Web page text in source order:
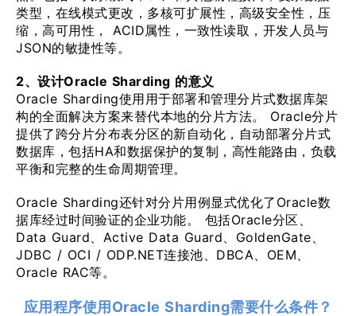
类型，在线模式更改，多核可扩展性，高级安全性，压
缩，高可用性， ACID属性，一致性读取，开发人员与
JSON的敏捷性等。
2、设计Oracle Sharding 的意义
Oracle Sharding使用用于部署和管理分片式数据库架
构的全面解决方案来替代本地的分片方法。 Oracle分片
提供了跨分片分布表分区的新自动化，自动部署分片式
数据库，包括HA和数据保护的复制，高性能路由，负载
平衡和完整的生命周期管理。
Oracle Sharding还针对分片用例显式优化了Oracle数
据库经过时间验证的企业功能。 包括Oracle分区、
Data Guard、Active Data Guard、GoldenGate、
JDBC / OCI / ODP.NET连接池、DBCA、OEM、
Oracle RAC等。
应用程序使用Oracle Sharding需要什么条件？